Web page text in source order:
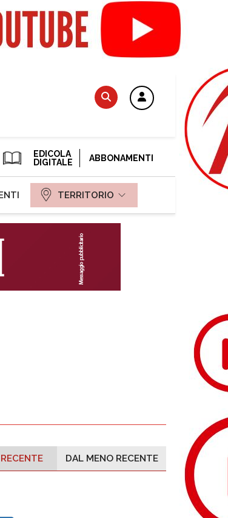
EDICOLA
DIGITALE
ABBONAMENTI
TERRITORIO
DAL MENO RECENTE